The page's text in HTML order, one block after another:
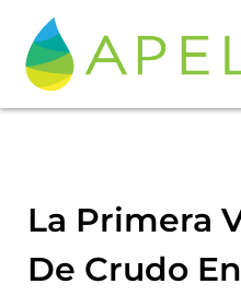
La Primera
De Crudo